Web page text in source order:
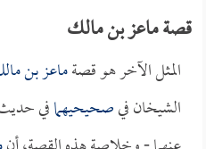
قصة ماعز بن مالك
المثل الآخر هو قصةماعز بن
الشيخان فيصحيحيهمافي